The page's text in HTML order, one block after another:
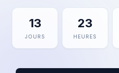
13
JOURS
23
HEURES